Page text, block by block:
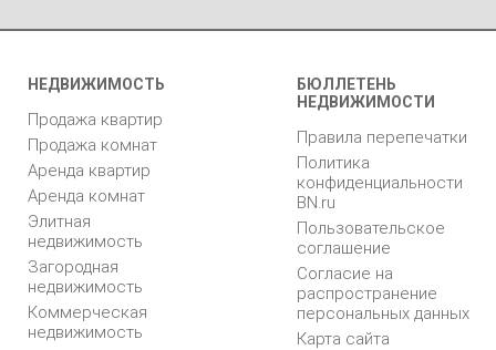
НЕДВИЖИМОСТЬ
Продажа квартир
Продажа комнат
Аренда квартир
Аренда комнат
Элитная
недвижимость
Загородная
недвижимость
Коммерческая
недвижимость
БЮЛЛЕТЕНЬ
НЕДВИЖИМОСТИ
Правила перепечатки
Политика
конфиденциальности
BN.ru
Пользовательское
соглашение
Согласие на
распространение
персональных данных
Карта сайта